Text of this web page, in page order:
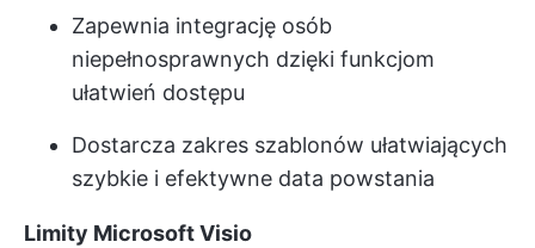
Zapewnia integrację osób
niepełnosprawnych dzięki funkcjom
ułatwień dostępu
Dostarcza zakres szablonów ułatwiających
szybkie i efektywne data powstania
Limity Microsoft Visio